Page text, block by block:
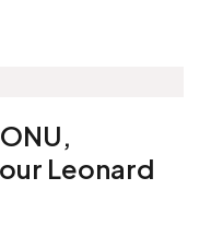
Leonard